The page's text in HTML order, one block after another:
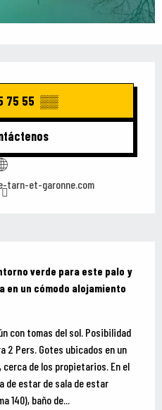
75 55 ▒▒
tarn-et-garonne.com
verde para este palo y
un cómodo alojamiento
con tomas del sol. Posibilidad
2 Pers. Gotes ubicados en un
de los propietarios. En el
de estar de sala de estar
140), baño de...